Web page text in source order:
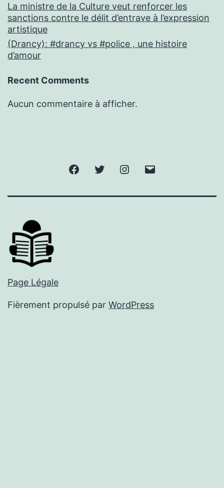
La ministre de la Culture veut renforcer les
sanctions contre le délit d’entrave à l’expression
artistique
(Drancy): #drancy vs #police , une histoire
d’amour
Recent Comments
Aucun commentaire à afficher.
FacebookTwitter Instagram
Page Légale
Fièrement propulsé par WordPress